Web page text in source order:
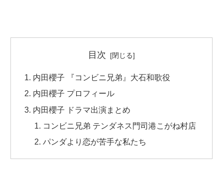
目次
内田櫻子 『コンビニ兄弟』大石和歌役
内田櫻子 プロフィール
内田櫻子 ドラマ出演まとめ
コンビニ兄弟 テンダネス門司港こがね村店
パンダより恋が苦手な私たち